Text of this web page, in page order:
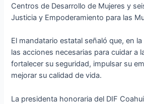
Centros de Desarrollo de Mujeres y
Justicia y Empoderamiento para las
El mandatario estatal señaló que, en
las acciones necesarias para cuidar a
fortalecer su seguridad, impulsar su
mejorar su calidad de vida.
La presidenta honoraria del DIF